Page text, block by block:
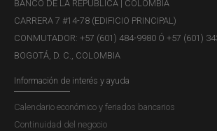
negocios.
Revista Ensayos sobre
Económica (ESPE) - Impacto
Intervención Cambiaria y su
BANCO DE LA REPÚBLICA | COLOMBIA
CARRERA 7 #14-78 (EDIFICIO PRINCIPAL)
CONMUTADOR: +57 (601) 484-9980 Ó +57 (601)
BOGOTÁ, D. C., COLOMBIA
Información de interés y ayuda
Calendario económico y feriados bancarios
Continuidad del negocio